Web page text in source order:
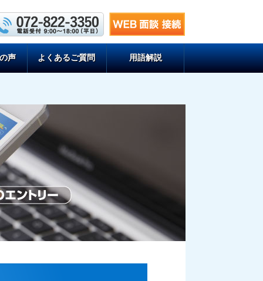
声 よくあるご質問 用語解説